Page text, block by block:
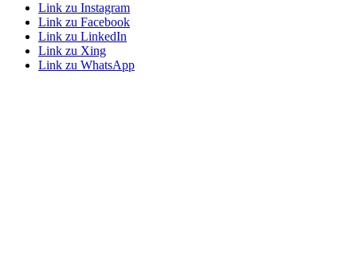
Link zu Instagram
Link zu Facebook
Link zu LinkedIn
Link zu Xing
Link zu WhatsApp